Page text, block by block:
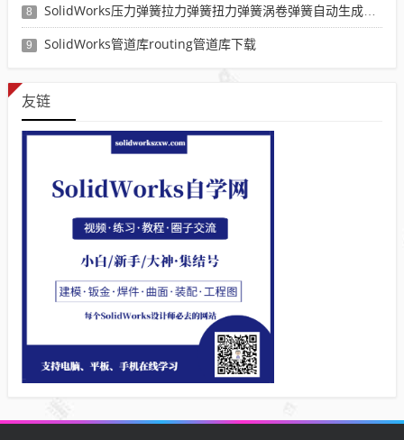
8 SolidWorks压力弹簧拉力弹簧扭力弹簧涡卷弹簧自动生成宏程序下载
9 SolidWorks管道库routing管道库下载
友链